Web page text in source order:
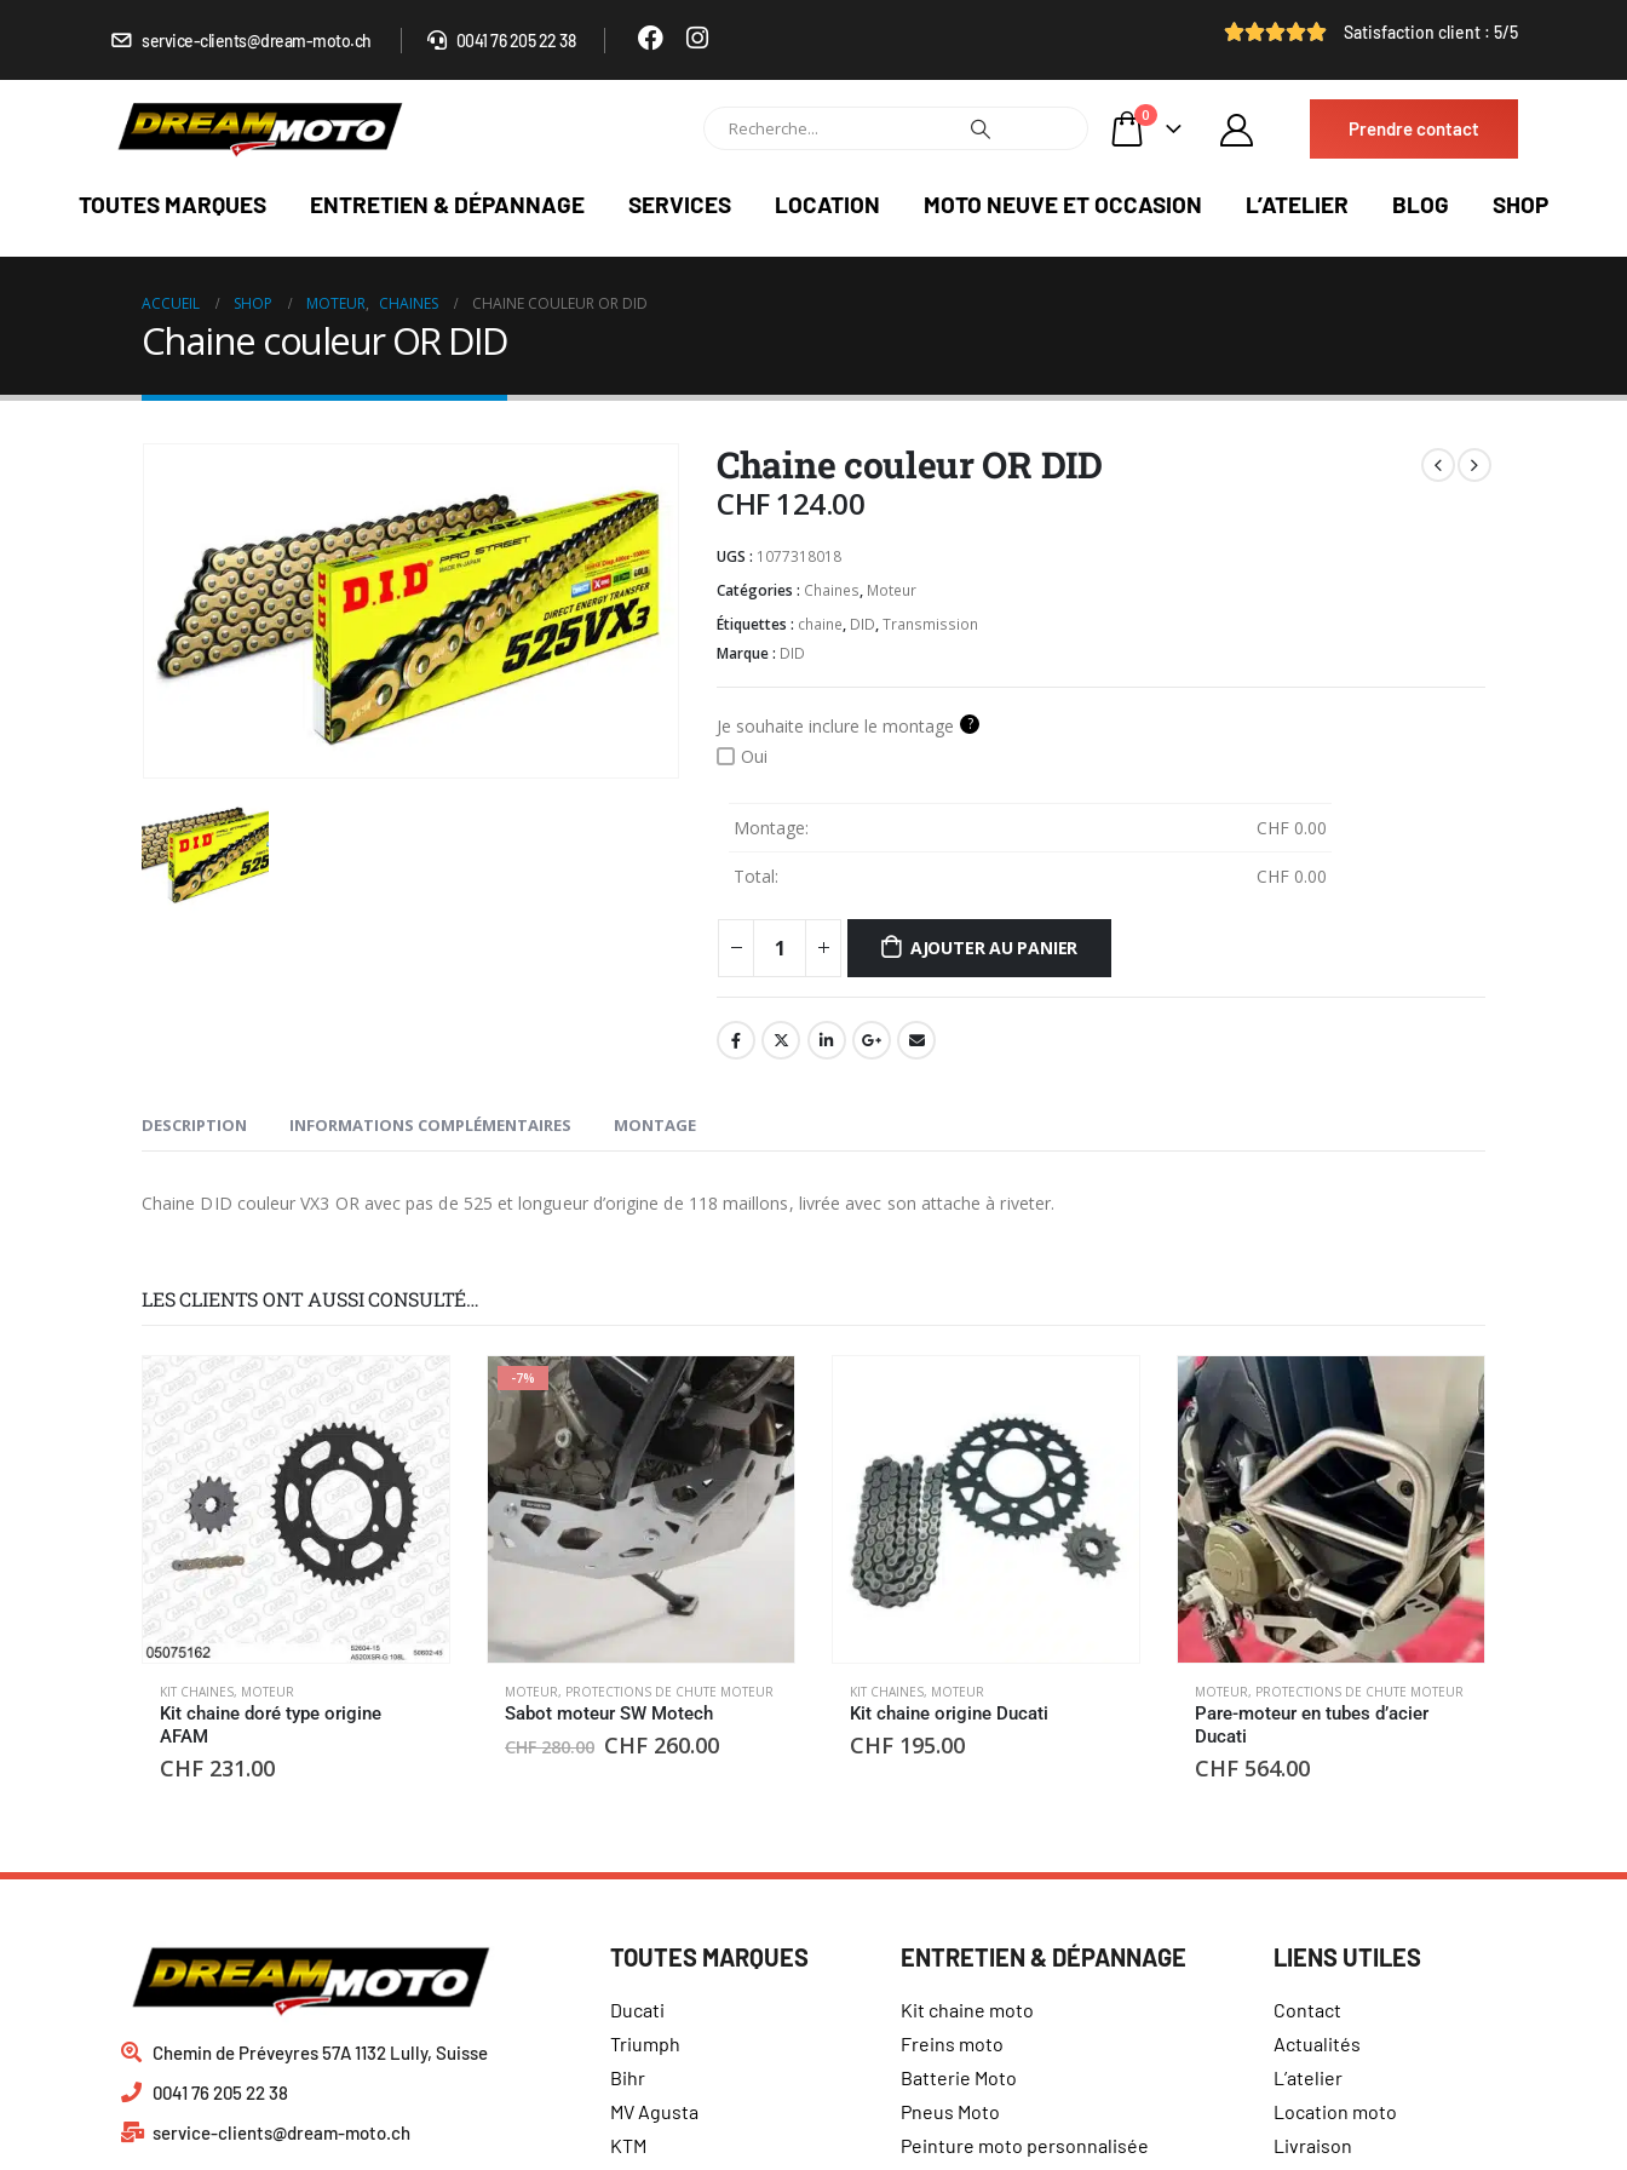
service-clients@dream-moto.ch 0041 76 205 22 38 Satisfaction client : 5/5
0
Prendre contact
TOUTES MARQUES ENTRETIEN & DÉPANNAGE SERVICES LOCATION MOTO NEUVE ET OCCASION L’ATELIER BLOG SHOP
ACCUEIL SHOP MOTEUR, CHAINES CHAINE COULEUR OR DID
Chaine couleur OR DID
Chaine couleur OR DID
CHF124.00
UGS : 1077318018
Catégories : Chaines, Moteur
Étiquettes : chaine, DID,Transmission
Marque : DID
Je souhaite inclure le montage ?
Oui
Montage: CHF 0.00
Total: CHF 0.00
AJOUTER AU PANIER
DESCRIPTION INFORMATIONS COMPLÉMENTAIRES MONTAGE
Chaine DID couleur VX3 OR avec pas de 525 et longueur d’origine de 118 maillons, livrée avec son attache à riveter.
LES CLIENTS ONT AUSSI CONSULTÉ…
KIT CHAINES, MOTEUR
Kit chaine doré type origine
AFAM
CHF 231.00
-7%
MOTEUR, PROTECTIONS DE CHUTE MOTEUR
Sabot moteur SW Motech
CHF280.00 CHF 260.00
KIT CHAINES, MOTEUR
Kit chaine origine Ducati
CHF 195.00
MOTEUR, PROTECTIONS DE CHUTE MOTEUR
Pare-moteur en tubes d’acier
Ducati
CHF 564.00
Chemin de Préveyres 57A 1132 Lully, Suisse
0041 76 205 22 38
service-clients@dream-moto.ch
TOUTES MARQUES
Ducati
Triumph
Bihr
MV Agusta
KTM
ENTRETIEN & DÉPANNAGE
Kit chaine moto
Freins moto
Batterie Moto
Pneus Moto
Peinture moto personnalisée
LIENS UTILES
Contact
Actualités
L’atelier
Location moto
Livraison